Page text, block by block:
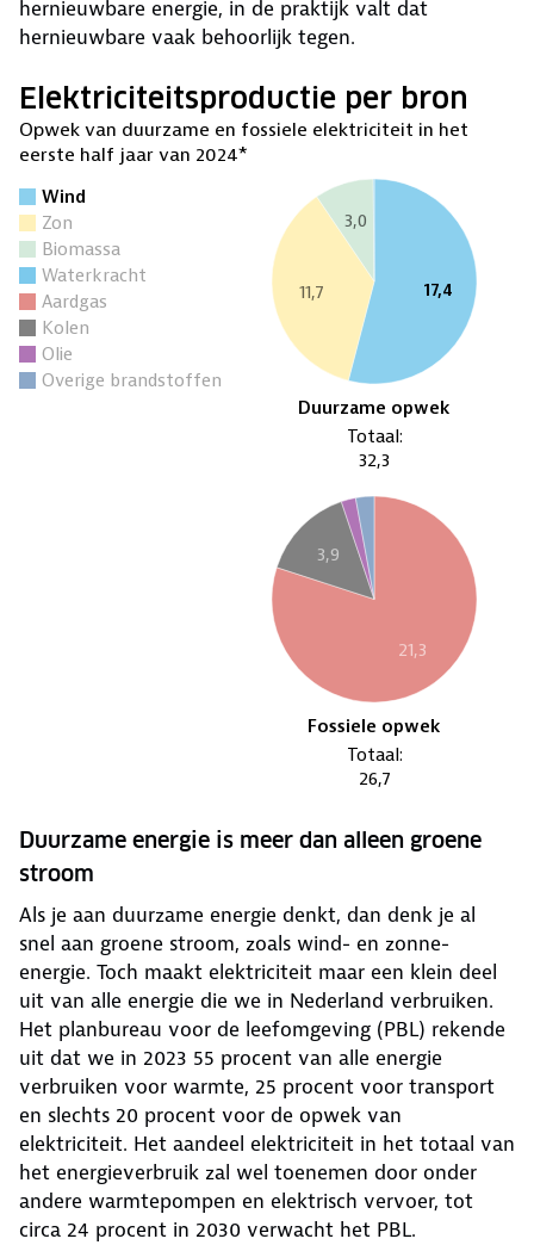
hernieuwbare energie, in de praktijk valt dat
hernieuwbare vaak behoorlijk tegen.
Duurzame energie is meer dan alleen groene
stroom
Als je aan duurzame energie denkt, dan denk je al
snel aan groene stroom, zoals wind- en zonne-
energie. Toch maakt elektriciteit maar een klein deel
uit van alle energie die we in Nederland verbruiken.
Het planbureau voor de leefomgeving (PBL) rekende
uit dat we in 2023 55 procent van alle energie
verbruiken voor warmte, 25 procent voor transport
en slechts 20 procent voor de opwek van
elektriciteit. Het aandeel elektriciteit in het totaal van
het energieverbruik zal wel toenemen door onder
andere warmtepompen en elektrisch vervoer, tot
circa 24 procent in 2030 verwacht het PBL.